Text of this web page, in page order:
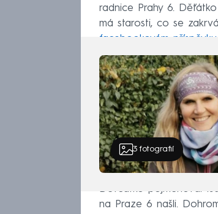
radnice Prahy 6.
má starosti, co se
facebookovém příspěvku
3 fotografií
Děvčátko pojmenoval
na Praze 6 našli.